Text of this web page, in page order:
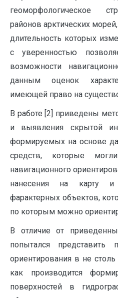
геоморфологическое
районов арктических
длительность которых
с уверенностью
возможности
данным оценок
имеющей право на
В работе [2] приведены
и выявления скрытой
формируемых на основе
средств, которые
навигационного
нанесения на карту и
фарактерных объектов,
по которым можно
В отличие от
попытался представить
ориентирования в не
как производится
поверхностей в